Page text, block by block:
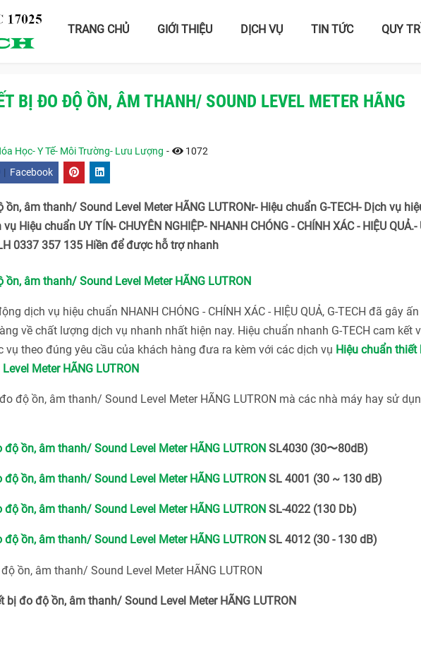
TRANG CHỦ GIỚI THIỆU DỊCH VỤ TIN TỨC QUY
BỊ ĐO ĐỘ ỒN, ÂM THANH/ SOUND LEVEL METER HÃNG
Học- Y Tế- Môi Trường- Lưu Lượng - 1072
| Facebook
âm thanh/ Sound Level Meter HÃNG LUTRONr- Hiệu chuẩn G-TECH- Dịch vụ
Hiệu chuẩn UY TÍN- CHUYÊN NGHIỆP- NHANH CHÓNG - CHÍNH XÁC - HIỆU QUẢ.-
0337 357 135 Hiền để được hỗ trợ nhanh
âm thanh/ Sound Level Meter HÃNG LUTRON
dịch vụ hiệu chuẩn NHANH CHÓNG - CHÍNH XÁC - HIỆU QUẢ, G-TECH đã gây ấn
về chất lượng dịch vụ nhanh nhất hiện nay. Hiệu chuẩn nhanh G-TECH cam kết
vụ theo đúng yêu cầu của khách hàng đưa ra kèm với các dịch vụ Hiệu chuẩn thiết
Meter HÃNG LUTRON
độ ồn, âm thanh/ Sound Level Meter HÃNG LUTRON mà các nhà máy hay sử
ồn, âm thanh/ Sound Level Meter HÃNG LUTRON SL4030 (30〜80dB)
ồn, âm thanh/ Sound Level Meter HÃNG LUTRON SL 4001 (30 ~ 130 dB)
ồn, âm thanh/ Sound Level Meter HÃNG LUTRON SL-4022 (130 Db)
ồn, âm thanh/ Sound Level Meter HÃNG LUTRON SL 4012 (30 - 130 dB)
độ ồn, âm thanh/ Sound Level Meter HÃNG LUTRON